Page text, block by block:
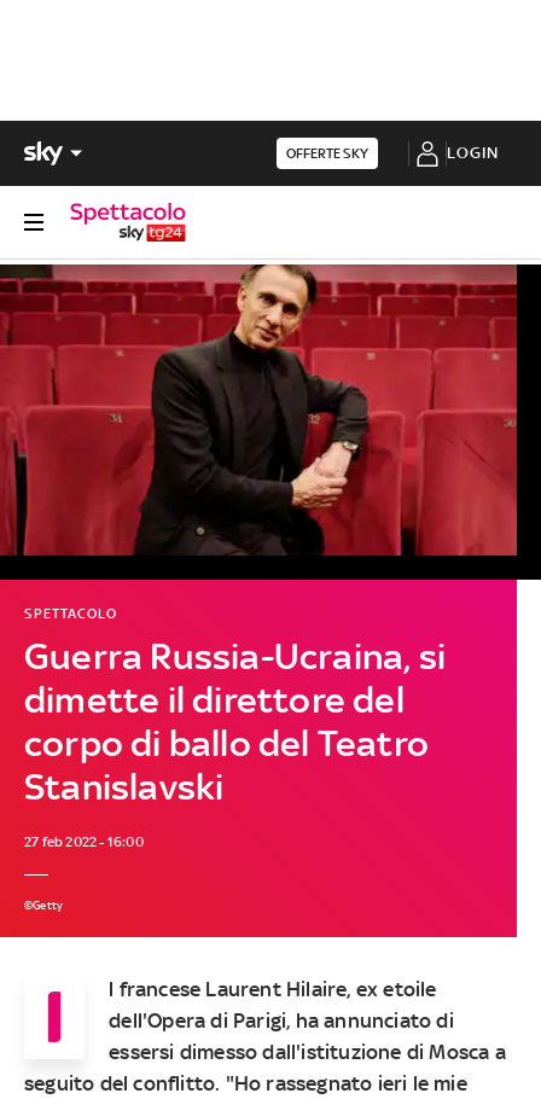
OFFERTE SKY LOGIN
Guerra Russia-Ucraina, si
dimette il direttore del
corpo di ballo del Teatro
Stanislavski
SPETTACOLO
27 feb 2022 - 16:00
©Getty
I
l francese Laurent Hilaire, ex etoile
dell'Opera di Parigi, ha annunciato di
essersi dimesso dall'istituzione di Mosca a
seguito del conflitto. "Ho rassegnato ieri le mie